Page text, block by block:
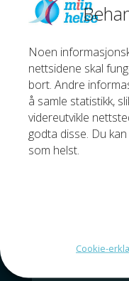
Noen
nettsidene skal
bort. Andre
å samle statistikk,
videreutvikle
godta disse. Du
som helst.
Cookie-
Osteopat
Fotterapeut
Fysioterapeut